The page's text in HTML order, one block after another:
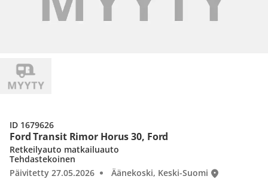
Ford Transit Rimor Horus 30, Ford
Retkeilyauto matkailuauto
Tehdastekoinen
Päivitetty 27.05.2026
Äänekoski, Keski-Suomi
ID 1679626